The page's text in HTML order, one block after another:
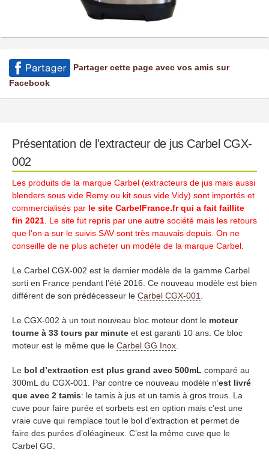
Partager cette page avec vos amis sur
Facebook
Présentation de l'extracteur de jus Carbel CGX-
002
Les produits de la marque Carbel (extracteurs de jus mais aussi
blenders sous vide Remy ou kit sous vide Vidy) sont importés et
commercialisés par le site CarbelFrance.fr qui a fait faillite
fin 2021 . Le site fut repris par une autre société mais les retours
que l’on a sur le suivis SAV sont très mauvais depuis. On ne
conseille de ne plus acheter un modèle de la marque Carbel.
Le Carbel CGX-002 est le dernier modèle de la gamme Carbel
sorti en France pendant l’été 2016. Ce nouveau modèle est bien
différent de son prédécesseur le Carbel CGX-001
Le CGX-002 à un tout nouveau bloc moteur dont le moteur
tourne à 33 tours par minute et est garanti 10 ans. Ce bloc
moteur est le même que le Carbel GG Inox
Le bol d’extraction est plus grand avec 500mL comparé au
300mL du CGX-001. Par contre ce nouveau modèle n’est livré
que avec 2 tamis: le tamis à jus et un tamis à gros trous. La
cuve pour faire purée et sorbets est en option mais c’est une
vraie cuve qui remplace tout le bol d’extraction et permet de
faire des purées d’oléagineux. C’est la même cuve que le
Carbel GG.